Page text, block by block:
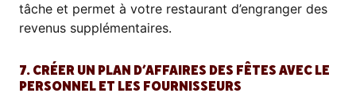
tâche et permet à votre restaurant d’engranger des
revenus supplémentaires.
7. CRÉER UN PLAN D’AFFAIRES DES FÊTES AVEC LE
PERSONNEL ET LES FOURNISSEURS